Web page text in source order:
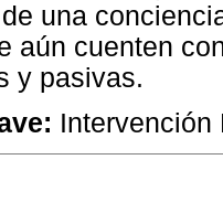
una
aún cuenten
y pasivas.
Intervención